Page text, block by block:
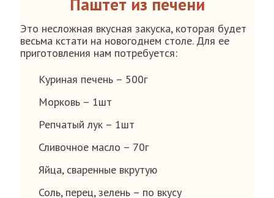
Паштет из печени
Это несложная вкусная закуска, которая будет
весьма кстати на новогоднем столе. Для ее
приготовления нам потребуется:
Куриная печень – 500г
Морковь – 1шт
Репчатый лук – 1шт
Сливочное масло – 70г
Яйца, сваренные вкрутую
Соль, перец, зелень – по вкусу